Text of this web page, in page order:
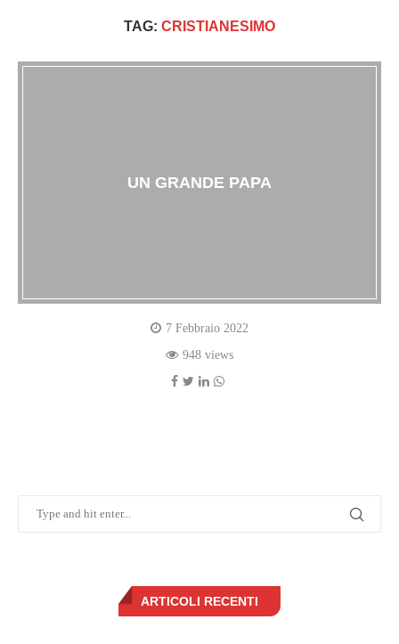
TAG: CRISTIANESIMO
UN GRANDE PAPA
7 Febbraio 2022
948 views
ARTICOLI RECENTI